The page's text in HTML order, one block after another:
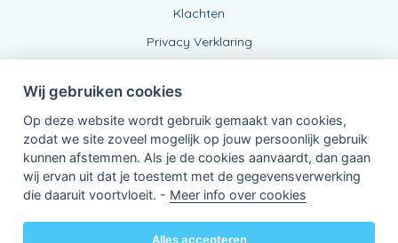
Klachten
Privacy Verklaring
Verbonden Agent, BE0833798043
van KBC Verzekeringen nv
3000 Leuven - Belgie
Wij gebruiken cookies
Op deze website wordt gebruik gemaakt van cookies,
zodat we site zoveel mogelijk op jouw persoonlijk gebruik
kunnen afstemmen. Als je de cookies aanvaardt, dan gaan
wij ervan uit dat je toestemt met de gegevensverwerking
die daaruit voortvloeit. - Meer info over cookies
Alles accepteren